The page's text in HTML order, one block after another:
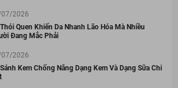
2026
Quen Khiến Da Nhanh Lão Hóa Mà Nhiều
Đang Mắc Phải
2026
Kem Chống Nắng Dạng Kem Và Dạng Sữa Chi